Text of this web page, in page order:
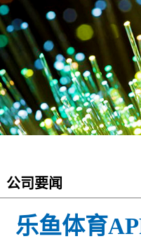
公司要闻
乐鱼体育